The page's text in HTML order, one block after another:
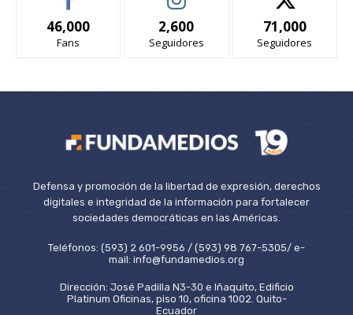
46,000
Fans
2,600
Seguidores
71,000
Seguidores
Defensa y promoción de la libertad de expresión, derechos
digitales e integridad de la información para fortalecer
sociedades democráticas en las Américas.
Teléfonos: (593) 2 601-9956 / (593) 98 767-5305/ e-
mail: info@fundamedios.org
Dirección: José Padilla N3-30 e Iñaquito, Edificio
Platinum Oficinas, piso 10, oficina 1002. Quito-
Ecuador